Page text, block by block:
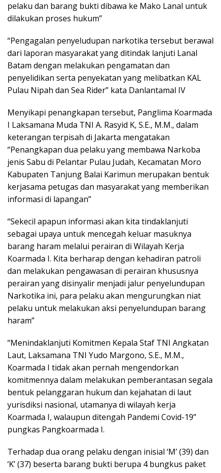
pelaku dan barang bukti dibawa ke Mako Lanal untuk
dilakukan proses hukum”
“Pengagalan penyeludupan narkotika tersebut berawal
dari laporan masyarakat yang ditindak lanjuti Lanal
Batam dengan melakukan pengamatan dan
penyelidikan serta penyekatan yang melibatkan KAL
Pulau Nipah dan Sea Rider” kata Danlantamal IV
Menyikapi penangkapan tersebut, Panglima Koarmada
I Laksamana Muda TNI A. Rasyid K, S.E., M.M., dalam
keterangan terpisah di Jakarta mengatakan
“Penangkapan dua pelaku yang membawa Narkoba
jenis Sabu di Pelantar Pulau Judah, Kecamatan Moro
Kabupaten Tanjung Balai Karimun merupakan bentuk
kerjasama petugas dan masyarakat yang memberikan
informasi di lapangan”
“Sekecil apapun informasi akan kita tindaklanjuti
sebagai upaya untuk mencegah keluar masuknya
barang haram melalui perairan di Wilayah Kerja
Koarmada I. Kita berharap dengan kehadiran patroli
dan melakukan pengawasan di perairan khususnya
perairan yang disinyalir menjadi jalur penyelundupan
Narkotika ini, para pelaku akan mengurungkan niat
pelaku untuk melakukan aksi penyelundupan barang
haram”
“Menindaklanjuti Komitmen Kepala Staf TNI Angkatan
Laut, Laksamana TNI Yudo Margono, S.E., M.M.,
Koarmada I tidak akan pernah mengendorkan
komitmennya dalam melakukan pemberantasan segala
bentuk pelanggaran hukum dan kejahatan di laut
yurisdiksi nasional, utamanya di wilayah kerja
Koarmada I, walaupun ditengah Pandemi Covid-19”
pungkas Pangkoarmada I.
Terhadap dua orang pelaku dengan inisial ‘M’ (39) dan
‘K’ (37) beserta barang bukti berupa 4 bungkus paket